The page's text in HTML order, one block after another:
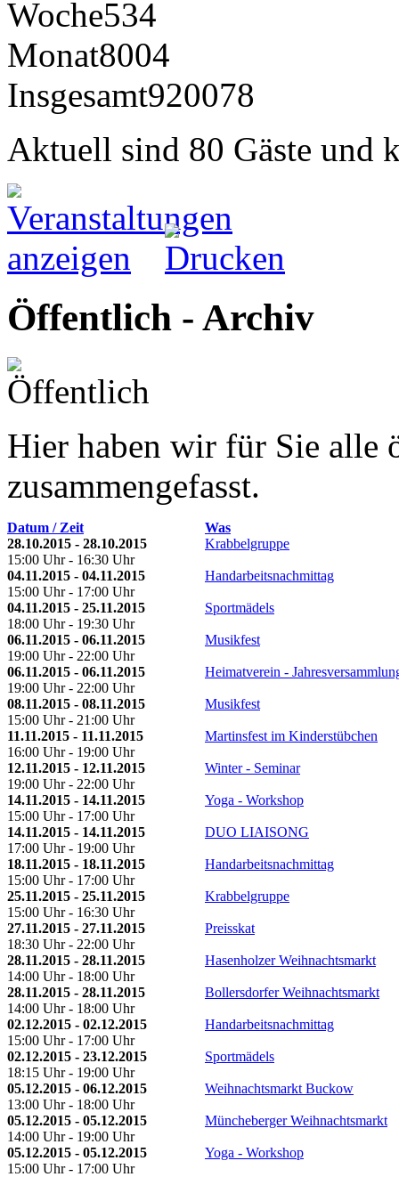
Woche534
Monat8004
Insgesamt920078
Aktuell sind 80 Gäste und
Öffentlich - Archiv
Hier haben wir für Sie alle
zusammengefasst.
Datum / Zeit
Was
28.10.2015 - 28.10.2015
15:00 Uhr - 16:30 Uhr
Krabbelgruppe
04.11.2015 - 04.11.2015
15:00 Uhr - 17:00 Uhr
Handarbeitsnachmittag
04.11.2015 - 25.11.2015
18:00 Uhr - 19:30 Uhr
Sportmädels
06.11.2015 - 06.11.2015
19:00 Uhr - 22:00 Uhr
Musikfest
06.11.2015 - 06.11.2015
19:00 Uhr - 22:00 Uhr
Heimatverein -
08.11.2015 - 08.11.2015
15:00 Uhr - 21:00 Uhr
Musikfest
11.11.2015 - 11.11.2015
16:00 Uhr - 19:00 Uhr
Martinsfest im Kinderstübchen
12.11.2015 - 12.11.2015
19:00 Uhr - 22:00 Uhr
Winter - Seminar
14.11.2015 - 14.11.2015
15:00 Uhr - 17:00 Uhr
Yoga - Workshop
14.11.2015 - 14.11.2015
17:00 Uhr - 19:00 Uhr
DUO LIAISONG
18.11.2015 - 18.11.2015
15:00 Uhr - 17:00 Uhr
Handarbeitsnachmittag
25.11.2015 - 25.11.2015
15:00 Uhr - 16:30 Uhr
Krabbelgruppe
27.11.2015 - 27.11.2015
18:30 Uhr - 22:00 Uhr
Preisskat
28.11.2015 - 28.11.2015
14:00 Uhr - 18:00 Uhr
Hasenholzer Weihnachtsmarkt
28.11.2015 - 28.11.2015
14:00 Uhr - 18:00 Uhr
Bollersdorfer Weihnachtsmarkt
02.12.2015 - 02.12.2015
15:00 Uhr - 17:00 Uhr
Handarbeitsnachmittag
02.12.2015 - 23.12.2015
18:15 Uhr - 19:00 Uhr
Sportmädels
05.12.2015 - 06.12.2015
13:00 Uhr - 18:00 Uhr
Weihnachtsmarkt Buckow
05.12.2015 - 05.12.2015
14:00 Uhr - 19:00 Uhr
Müncheberger Weihnachtsmarkt
05.12.2015 - 05.12.2015
15:00 Uhr - 17:00 Uhr
Yoga - Workshop